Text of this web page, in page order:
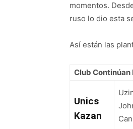
momentos.
ruso lo dio esta
Así están las
Club Continúan
Unics
Kazan